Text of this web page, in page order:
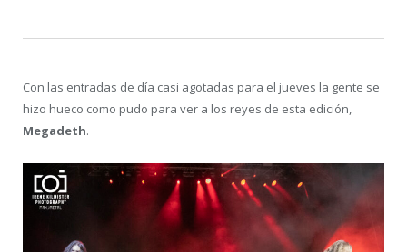
Con las entradas de día casi agotadas para el jueves la gente se
hizo hueco como pudo para ver a los reyes de esta edición,
Megadeth.